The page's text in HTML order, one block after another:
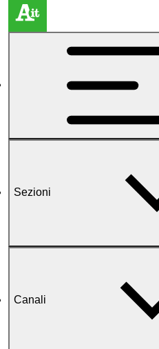
Sezioni
Canali